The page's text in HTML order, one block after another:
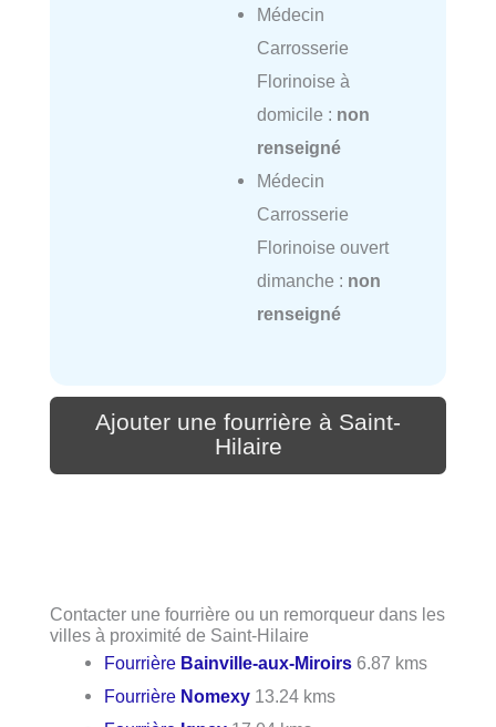
Médecin
Carrosserie
Florinoise à
domicile : non
renseigné
Médecin
Carrosserie
Florinoise ouvert
dimanche : non
renseigné
Ajouter une fourrière à Saint-
Hilaire
Contacter une fourrière ou un remorqueur dans les
villes à proximité de Saint-Hilaire
Fourrière Bainville-aux-Miroirs 6.87 kms
Fourrière Nomexy 13.24 kms